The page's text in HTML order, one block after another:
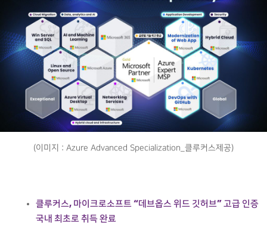
(이미지 : Azure Advanced Specialization_클루커스제공)
클루커스, 마이크로소프트 “데브옵스 위드 깃허브” 고급 인증
국내 최초로 취득 완료